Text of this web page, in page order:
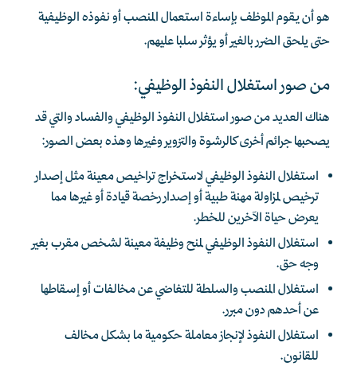
هو أن يقوم الموظف بإساءة استعمال المنصب أو نفوذه الوظيفية
حتى يلحق الضرر بالغير أو يؤثر سلبا عليهم.
من صور استغلال النفوذ الوظيفي:
هناك العديد من صور استغلال النفوذ الوظيفي والفساد والتي قد
يصحبها جرائم أخرى كالرشوة والتزوير وغيرها وهذه بعض الصور:
استغلال النفوذ الوظيفي لاستخراج تراخيص معينة مثل إصدار
ترخيص لمزاولة مهنة طبية أو إصدار رخصة قيادة أو غيرها مما
يعرض حياة الآخرين للخطر.
استغلال النفوذ الوظيفي لمنح وظيفة معينة لشخص مقرب بغير
وجه حق.
استغلال المنصب والسلطة للتغاضي عن مخالفات أو إسقاطها
عن أحدهم دون مبرر.
استغلال النفوذ لإنجاز معاملة حكومية ما بشكل مخالف
للقانون.